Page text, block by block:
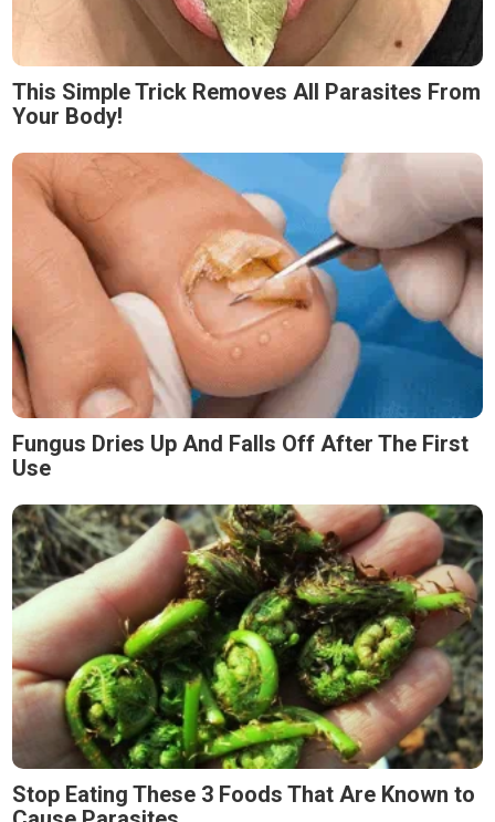
This Simple Trick Removes All Parasites From
Your Body!
Fungus Dries Up And Falls Off After The First
Use
Stop Eating These 3 Foods That Are Known to